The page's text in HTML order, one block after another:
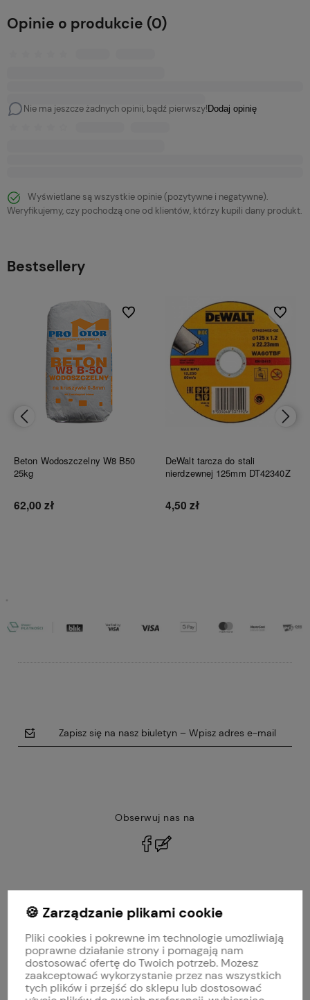
Opinie o produkcie (0)
Nie ma jeszcze żadnych opinii, bądź pierwszy! Dodaj opinię
Wyświetlane są wszystkie opinie (pozytywne i negatywne).
Weryfikujemy, czy pochodzą one od klientów, którzy kupili dany produkt.
Bestsellery
Beton Wodoszczelny W8 B50
25kg
62,00 zł
Do ulubionych
DeWalt tarcza do stali
nierdzewnej 125mm DT42340Z
4,50 zł
Do
Zapisz się na nasz biuletyn – Wpisz adres e-mail
Obserwuj nas na
MOJE KONTO
PŁATNOŚCI I DOSTAWA
INFORMACJE
🍪 Zarządzanie plikami cookie
Pliki cookies i pokrewne im technologie umożliwiają
poprawne działanie strony i pomagają nam
dostosować ofertę do Twoich potrzeb. Możesz
zaakceptować wykorzystanie przez nas wszystkich
tych plików i przejść do sklepu lub dostosować